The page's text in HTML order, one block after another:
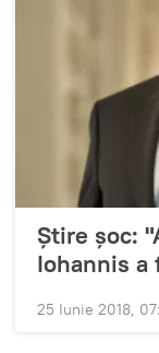
Știre șoc:
Iohannis a
25 Iunie 2018,